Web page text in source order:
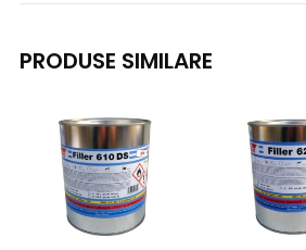
PRODUSE SIMILARE